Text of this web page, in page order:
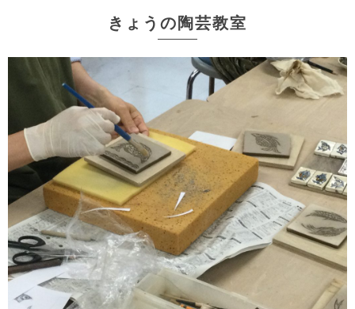
きょうの陶芸教室